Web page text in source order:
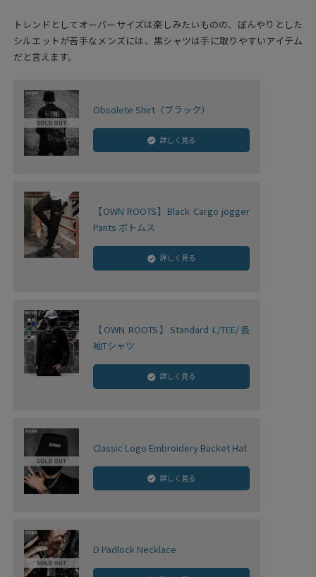
トレンドとしてオーバーサイズは楽しみたいものの、ぼんやりとした
シルエットが苦手なメンズには、黒シャツは手に取りやすいアイテム
だと言えます。
Obsolete Shirt（ブラック）
詳しく見る
【OWN ROOTS】Black Cargo jogger
Pants ボトムス
詳しく見る
【OWN ROOTS】Standard L/TEE/長
袖Tシャツ
詳しく見る
Classic Logo Embroidery Bucket Hat
詳しく見る
D Padlock Necklace